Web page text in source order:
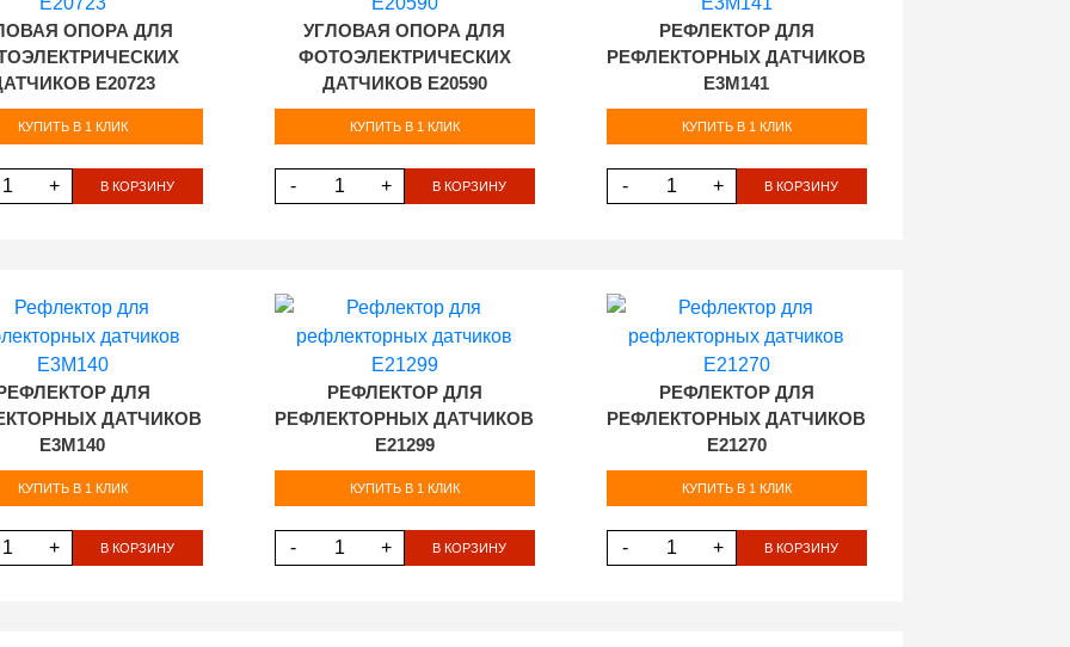
ОПОРА ДЛЯ
E20723
КУПИТЬ В 1 КЛИК
+ В КОРЗИНУ
УГЛОВАЯ ОПОРА ДЛЯ
ФОТОЭЛЕКТРИЧЕСКИХ
ДАТЧИКОВ E20590
КУПИТЬ В 1 КЛИК
- + В КОРЗИНУ
РЕФЛЕКТОР ДЛЯ
РЕФЛЕКТОРНЫХ ДАТЧИКОВ
E3M141
КУПИТЬ В 1 КЛИК
- + В КОРЗИНУ
ДЛЯ
ДАТЧИКОВ
E3M140
КУПИТЬ В 1 КЛИК
+ В КОРЗИНУ
РЕФЛЕКТОР ДЛЯ
РЕФЛЕКТОРНЫХ ДАТЧИКОВ
E21299
КУПИТЬ В 1 КЛИК
- + В КОРЗИНУ
РЕФЛЕКТОР ДЛЯ
РЕФЛЕКТОРНЫХ ДАТЧИКОВ
E21270
КУПИТЬ В 1 КЛИК
- + В КОРЗИНУ